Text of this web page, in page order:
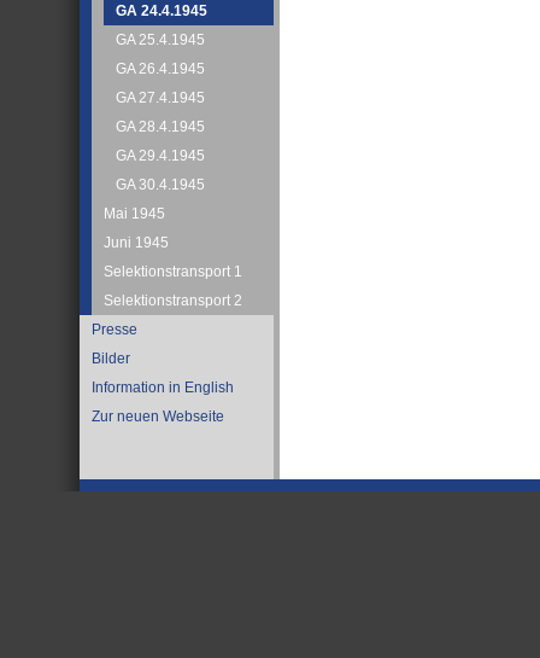
GA 24.4.1945
GA 25.4.1945
GA 26.4.1945
GA 27.4.1945
GA 28.4.1945
GA 29.4.1945
GA 30.4.1945
Mai 1945
Juni 1945
Selektionstransport 1
Selektionstransport 2
Presse
Bilder
Information in English
Zur neuen Webseite